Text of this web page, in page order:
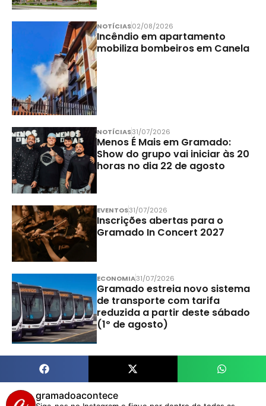
NOTÍCIAS02/08/2026
Incêndio em apartamento
mobiliza bombeiros em Canela
NOTÍCIAS31/07/2026
Menos É Mais em Gramado:
Show do grupo vai iniciar às 20
horas no dia 22 de agosto
EVENTOS31/07/2026
Inscrições abertas para o
Gramado In Concert 2027
ECONOMIA31/07/2026
Gramado estreia novo sistema
de transporte com tarifa
reduzida a partir deste sábado
(1º de agosto)
gramadoacontece